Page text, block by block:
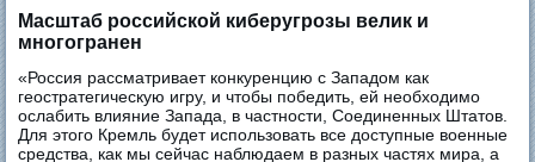
Масштаб российской киберугрозы велик и
многогранен
«Россия рассматривает конкуренцию c Западом как
геостратегическую игру, и чтобы победить, ей необходимо
ослабить влияние Запада, в частности, Соединенных Штатов.
Для этого Кремль будет использовать все доступные военные
средства, как мы сейчас наблюдаем в разных частях мира, а